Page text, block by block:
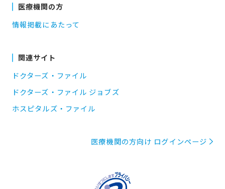
医療機関の方
情報掲載にあたって
関連サイト
ドクターズ・ファイル
ドクターズ・ファイル ジョブズ
ホスピタルズ・ファイル
医療機関の方向け ログインページ